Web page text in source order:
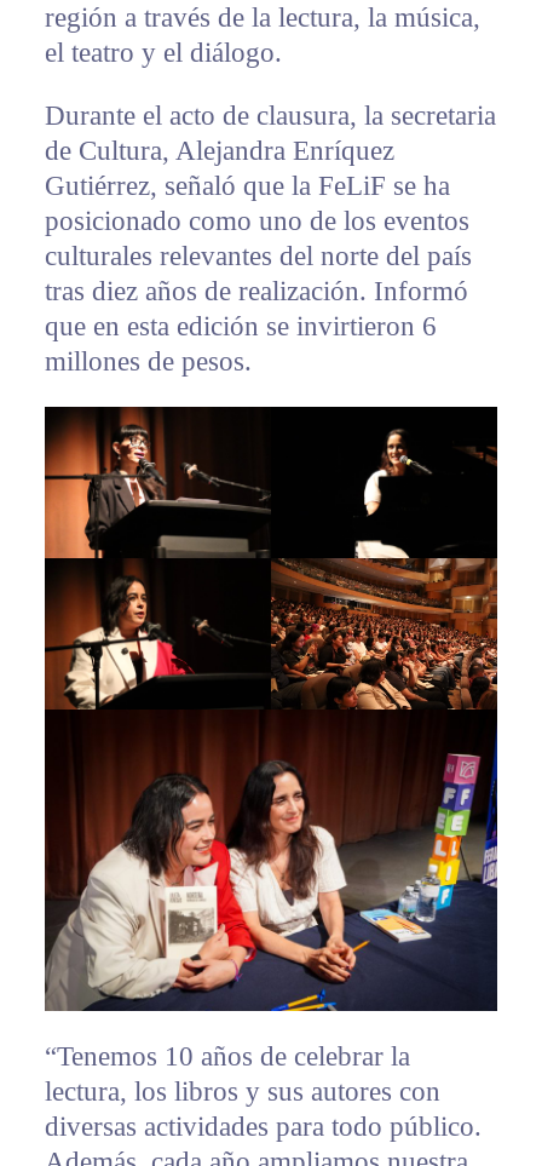
región a través de la lectura, la música,
el teatro y el diálogo.
Durante el acto de clausura, la secretaria
de Cultura, Alejandra Enríquez
Gutiérrez, señaló que la FeLiF se ha
posicionado como uno de los eventos
culturales relevantes del norte del país
tras diez años de realización. Informó
que en esta edición se invirtieron 6
millones de pesos.
“Tenemos 10 años de celebrar la
lectura, los libros y sus autores con
diversas actividades para todo público.